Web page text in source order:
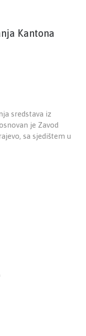
Kantona
sredstava iz
je Zavod
sa sjedištem u